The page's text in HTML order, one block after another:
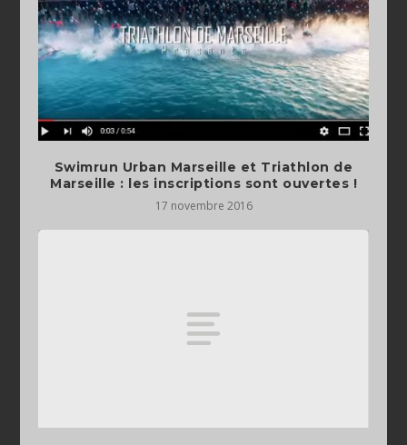
Swimrun Urban Marseille et Triathlon de
Marseille : les inscriptions sont ouvertes !
17 novembre 2016